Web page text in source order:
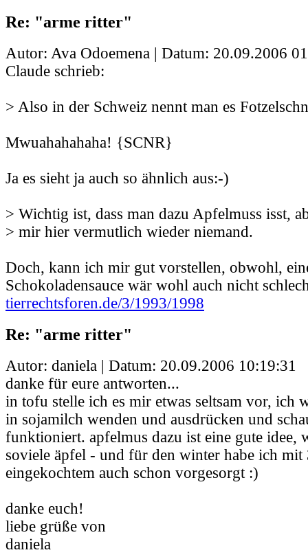
Re: "arme ritter"
Autor: Ava Odoemena | Datum: 20.09.2006
Claude schrieb:
> Also in der Schweiz nennt man es
Mwuahahahaha! {SCNR}
Ja es sieht ja auch so ähnlich aus:-)
> Wichtig ist, dass man dazu Apfelmuss isst,
> mir hier vermutlich wieder niemand.
Doch, kann ich mir gut vorstellen, obwohl,
Schokoladensauce wär wohl auch nicht
tierrechtsforen.de/3/1993/1998
Re: "arme ritter"
Autor: daniela | Datum: 20.09.2006 10:19:31
danke für eure antworten...
in tofu stelle ich es mir etwas seltsam vor, ich
in sojamilch wenden und ausdrücken und
funktioniert. apfelmus dazu ist eine gute idee,
soviele äpfel - und für den winter habe ich mit
eingekochtem auch schon vorgesorgt :)
danke euch!
liebe grüße von
daniela